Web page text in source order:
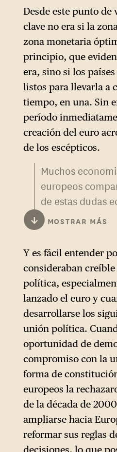
enfrentamiento
Unidos» 1 .
Desde este punto de
clave no era si la
zona monetaria
principio, que
era, sino si los
listos para llevarla a
tiempo, en una. Sin
período
creación del euro
de los escépticos.
Muchos
europeos
de estas dudas
pero
argumento
alejado del de
centrado en la
competencia y
único. Draghi
implícitamente
era ni sería una
monetaria
mucho tiempo,
funcionamiento
único requería
común y el fin
devaluaciones
Esto, a su vez,
convergencia
↓ MOSTRAR MÁS
Y es fácil entender
consideraban
política,
lanzado el euro y
desarrollarse los
unión política.
oportunidad de
compromiso con la
forma de
europeos la
de la década de
ampliarse hacia
reformar sus reglas
decisiones, lo que